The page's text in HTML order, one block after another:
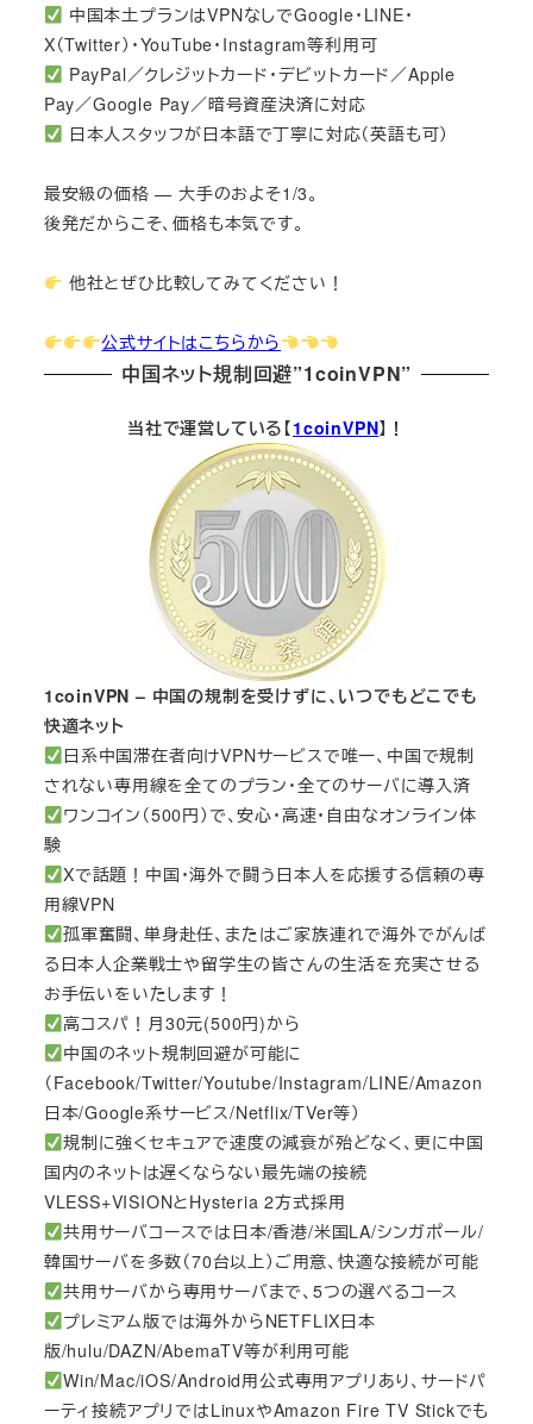
中国本土プランはVPNなしでGoogle・LINE・
X（Twitter）・YouTube・Instagram等利用可
PayPal／クレジットカード・デビットカード／Apple
Pay／Google Pay／暗号資産決済に対応
日本人スタッフが日本語で丁寧に対応（英語も可）
最安級の価格 — 大手のおよそ1/3。
後発だからこそ、価格も本気です。
他社とぜひ比較してみてください！
公式サイトはこちらから
中国ネット規制回避”1coinVPN”
当社で運営している【1coinVPN】！
1coinVPN – 中国の規制を受けずに、いつでもどこでも
快適ネット
日系中国滞在者向けVPNサービスで唯一、中国で規制
されない専用線を全てのプラン・全てのサーバに導入済
ワンコイン（500円）で、安心・高速・自由なオンライン体
験
Xで話題！中国・海外で闘う日本人を応援する信頼の専
用線VPN
孤軍奮闘、単身赴任、またはご家族連れで海外でがんば
る日本人企業戦士や留学生の皆さんの生活を充実させる
お手伝いをいたします！
高コスパ！月30元(500円)から
中国のネット規制回避が可能に
（Facebook/Twitter/Youtube/Instagram/LINE/Amazon
日本/Google系サービス/Netflix/TVer等）
規制に強くセキュアで速度の減衰が殆どなく、更に中国
国内のネットは遅くならない最先端の接続
VLESS+VISIONとHysteria 2方式採用
共用サーバコースでは日本/香港/米国LA/シンガポール/
韓国サーバを多数（70台以上）ご用意、快適な接続が可能
共用サーバから専用サーバまで、5つの選べるコース
プレミアム版では海外からNETFLIX日本
版/hulu/DAZN/AbemaTV等が利用可能
Win/Mac/iOS/Android用公式専用アプリあり、サードパ
ーティ接続アプリではLinuxやAmazon Fire TV Stickでも